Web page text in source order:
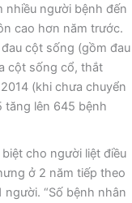
nhiều người bệnh đến
cao hơn năm trước.
cột sống (gồm đau
cột sống cổ, thắt
(khi chưa chuyển
tăng lên 645 bệnh
cho người liệt điều
ở 2 năm tiếp theo
“Số bệnh nhân